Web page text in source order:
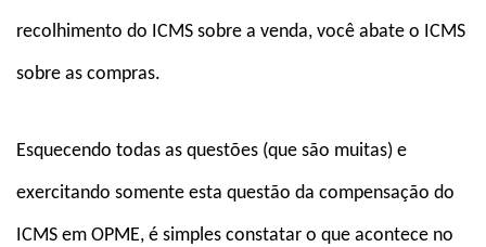
recolhimento do ICMS sobre a venda, você abate o ICMS
sobre as compras.
Esquecendo todas as questões (que são muitas) e
exercitando somente esta questão da compensação do
ICMS em OPME, é simples constatar o que acontece no